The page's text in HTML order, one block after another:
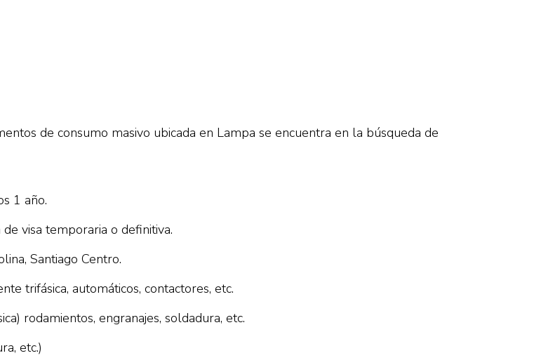
de consumo masivo ubicada en Lampa se encuentra en la búsqueda de
1 año.
visa temporaria o definitiva.
Santiago Centro.
trifásica, automáticos, contactores, etc.
rodamientos, engranajes, soldadura, etc.
etc.)